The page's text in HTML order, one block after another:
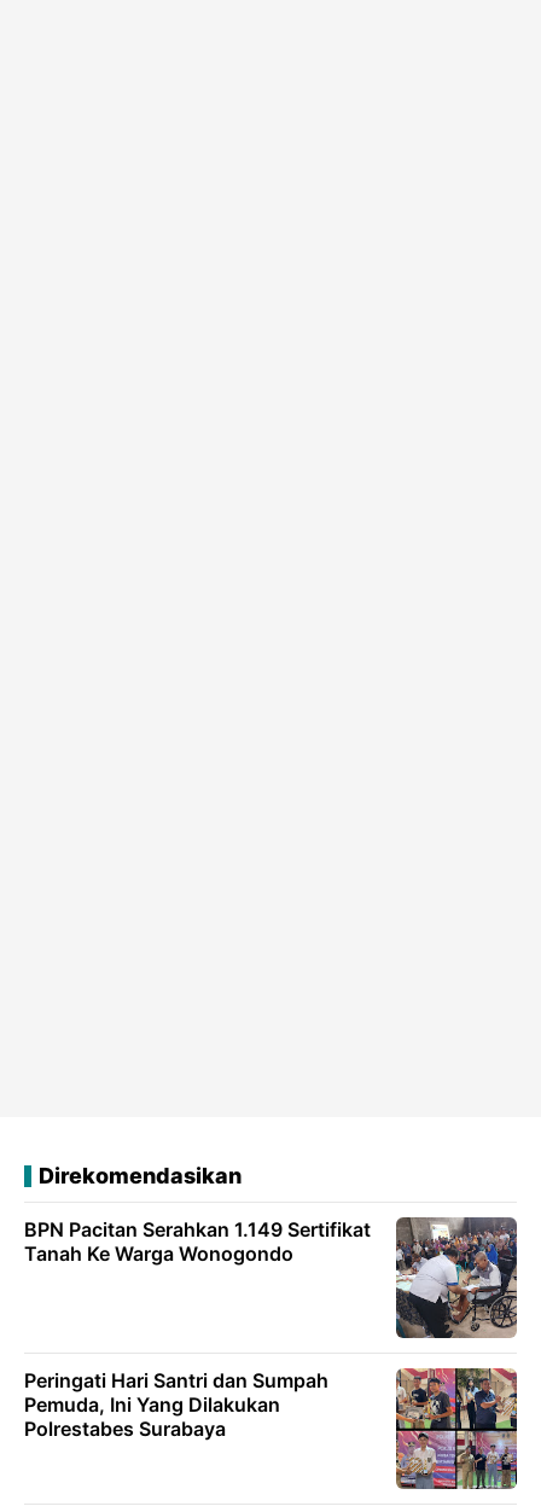
Direkomendasikan
BPN Pacitan Serahkan 1.149 Sertifikat
Tanah Ke Warga Wonogondo
Peringati Hari Santri dan Sumpah
Pemuda, Ini Yang Dilakukan
Polrestabes Surabaya